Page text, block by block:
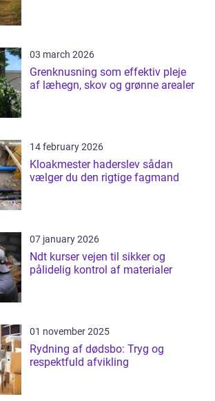
03 march 2026
Grenknusning som effektiv pleje
af læhegn, skov og grønne arealer
14 february 2026
Kloakmester haderslev sådan
vælger du den rigtige fagmand
07 january 2026
Ndt kurser vejen til sikker og
pålidelig kontrol af materialer
01 november 2025
Rydning af dødsbo: Tryg og
respektfuld afvikling